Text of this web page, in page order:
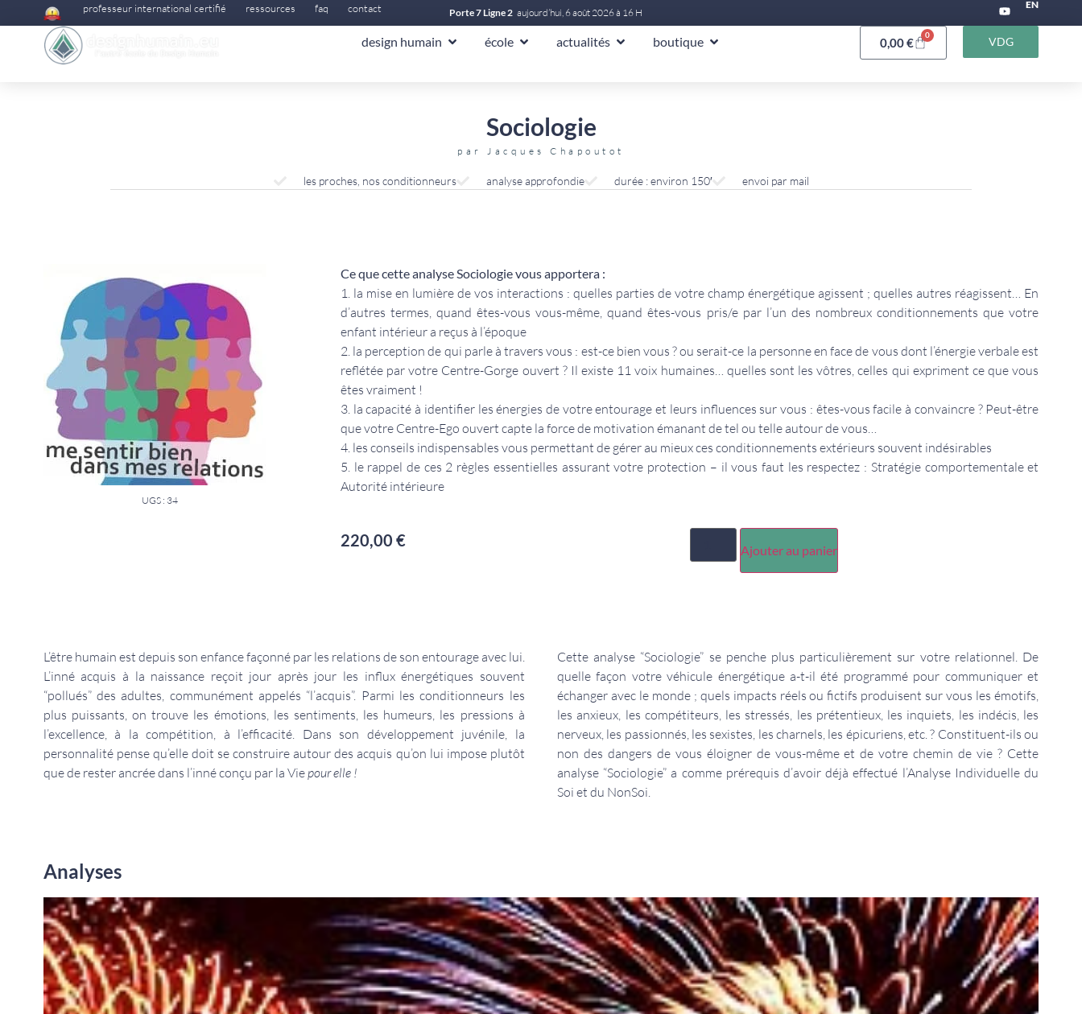
professeur international certifié ressources faq contact Porte 7 Ligne 2 aujourd’hui, 6 août 2026 à 16 H
EN
design humain école actualités boutique 0,00€
0 VDG
Sociologie
parJacques Chapoutot
les proches, nos conditionneurs analyse approfondie durée : environ 150′ envoi par mail
UGS : 34
Ce que cette analyse Sociologie vous apportera :
1. la mise en lumière de vos interactions : quelles parties de votre champ énergétique agissent ; quelles autres réagissent… En
d’autres termes, quand êtes-vous vous-même, quand êtes-vous pris/e par l’un des nombreux conditionnements que votre
enfant intérieur a reçus à l’époque
2. la perception de qui parle à travers vous : est-ce bien vous ? ou serait-ce la personne en face de vous dont l’énergie verbale est
reflétée par votre Centre-Gorge ouvert ? Il existe 11 voix humaines… quelles sont les vôtres, celles qui expriment ce que vous
êtes vraiment !
3. la capacité à identifier les énergies de votre entourage et leurs influences sur vous : êtes-vous facile à convaincre ? Peut-être
que votre Centre-Ego ouvert capte la force de motivation émanant de tel ou telle autour de vous…
4. les conseils indispensables vous permettant de gérer au mieux ces conditionnements extérieurs souvent indésirables
5. le rappel de ces 2 règles essentielles assurant votre protection – il vous faut les respectez : Stratégie comportementale et
Autorité intérieure
220,00 €
Ajouter au panier
L’être humain est depuis son enfance façonné par les relations de son entourage avec lui.
L’inné acquis à la naissance reçoit jour après jour les influx énergétiques souvent
“pollués” des adultes, communément appelés “l’acquis”. Parmi les conditionneurs les
plus puissants, on trouve les émotions, les sentiments, les humeurs, les pressions à
l’excellence, à la compétition, à l’efficacité. Dans son développement juvénile, la
personnalité pense qu’elle doit se construire autour des acquis qu’on lui impose plutôt
que de rester ancrée dans l’inné conçu par la Viepour elle !
Cette analyse “Sociologie” se penche plus particulièrement sur votre relationnel. De
quelle façon votre véhicule énergétique a-t-il été programmé pour communiquer et
échanger avec le monde ; quels impacts réels ou fictifs produisent sur vous les émotifs,
les anxieux, les compétiteurs, les stressés, les prétentieux, les inquiets, les indécis, les
nerveux, les passionnés, les sexistes, les charnels, les épicuriens, etc. ? Constituent-ils ou
non des dangers de vous éloigner de vous-même et de votre chemin de vie ? Cette
analyse “Sociologie” a comme prérequis d’avoir déjà effectué l’Analyse Individuelle du
Soi et du NonSoi.
Analyses